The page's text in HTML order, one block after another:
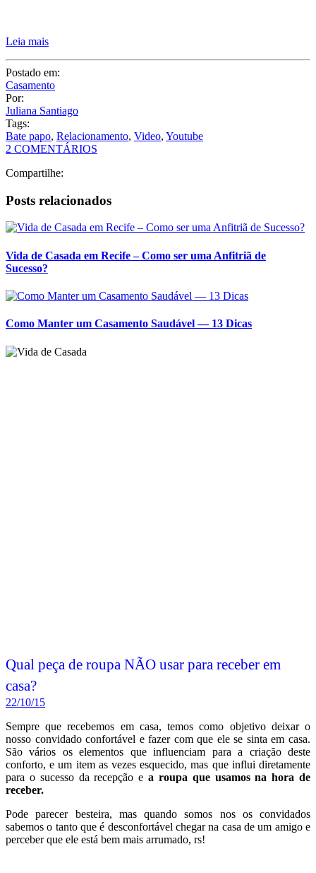
Leia mais
Postado em:
Casamento
Por:
Juliana Santiago
Tags:
Bate papo, Relacionamento, Video, Youtube
2 COMENTÁRIOS
Compartilhe:
Posts relacionados
Vida de Casada em Recife – Como ser uma Anfitriã de
Sucesso?
Como Manter um Casamento Saudável — 13 Dicas
Qual peça de roupa NÃO usar para receber em
casa?
22/10/15
Sempre que recebemos em casa, temos como objetivo deixar o
nosso convidado confortável e fazer com que ele se sinta em casa.
São vários os elementos que influenciam para a criação deste
conforto, e um item as vezes esquecido, mas que influi diretamente
para o sucesso da recepção e a roupa que usamos na hora de
receber.
Pode parecer besteira, mas quando somos nos os convidados
sabemos o tanto que é desconfortável chegar na casa de um amigo e
perceber que ele está bem mais arrumado, rs!